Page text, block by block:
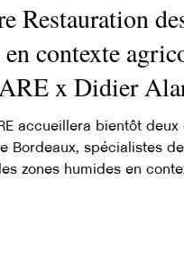
Restauration
contexte
x Didier
accueillera bientôt
Bordeaux, spécialistes
zones humides en